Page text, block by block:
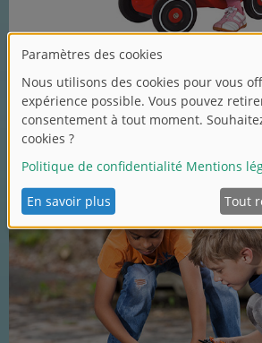
Classique
Porteur BIG Bobby Car.